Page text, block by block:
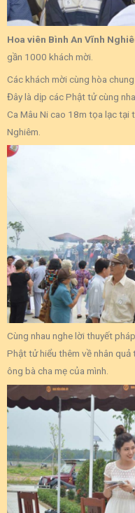
Hoa viên Bình An Vĩnh
gần 1000 khách mời.
Các khách mời cùng hòa
Đây là dịp các Phật tử cùng
Ca Mâu Ni cao 18m tọa lạc tại
Nghiêm.
Cùng nhau nghe lời thuyết
Phật tử hiểu thêm về nhân
ông bà cha mẹ của mình.